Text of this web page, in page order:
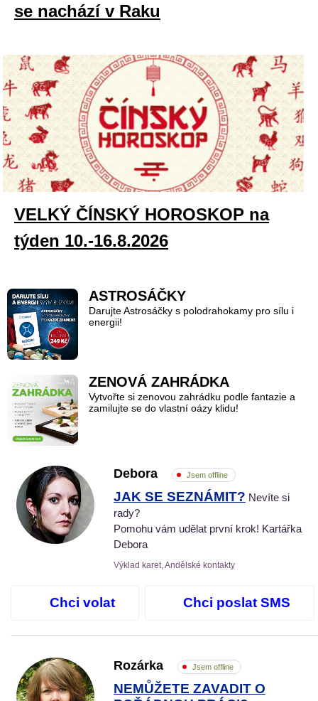
se nachází v Raku
VELKÝ ČÍNSKÝ HOROSKOP na
týden 10.-16.8.2026
ASTROSÁČKY
Darujte Astrosáčky s polodrahokamy pro sílu i
energii!
ZENOVÁ ZAHRÁDKA
Vytvořte si zenovou zahrádku podle fantazie a
zamilujte se do vlastní oázy klidu!
Debora Jsem offline
JAK SE SEZNÁMIT? Nevíte si
rady?
Pomohu vám udělat první krok! Kartářka
Debora
Výklad karet, Andělské kontakty
Chci volat Chci poslat SMS
Rozárka Jsem offline
NEMŮŽETE ZAVADIT O